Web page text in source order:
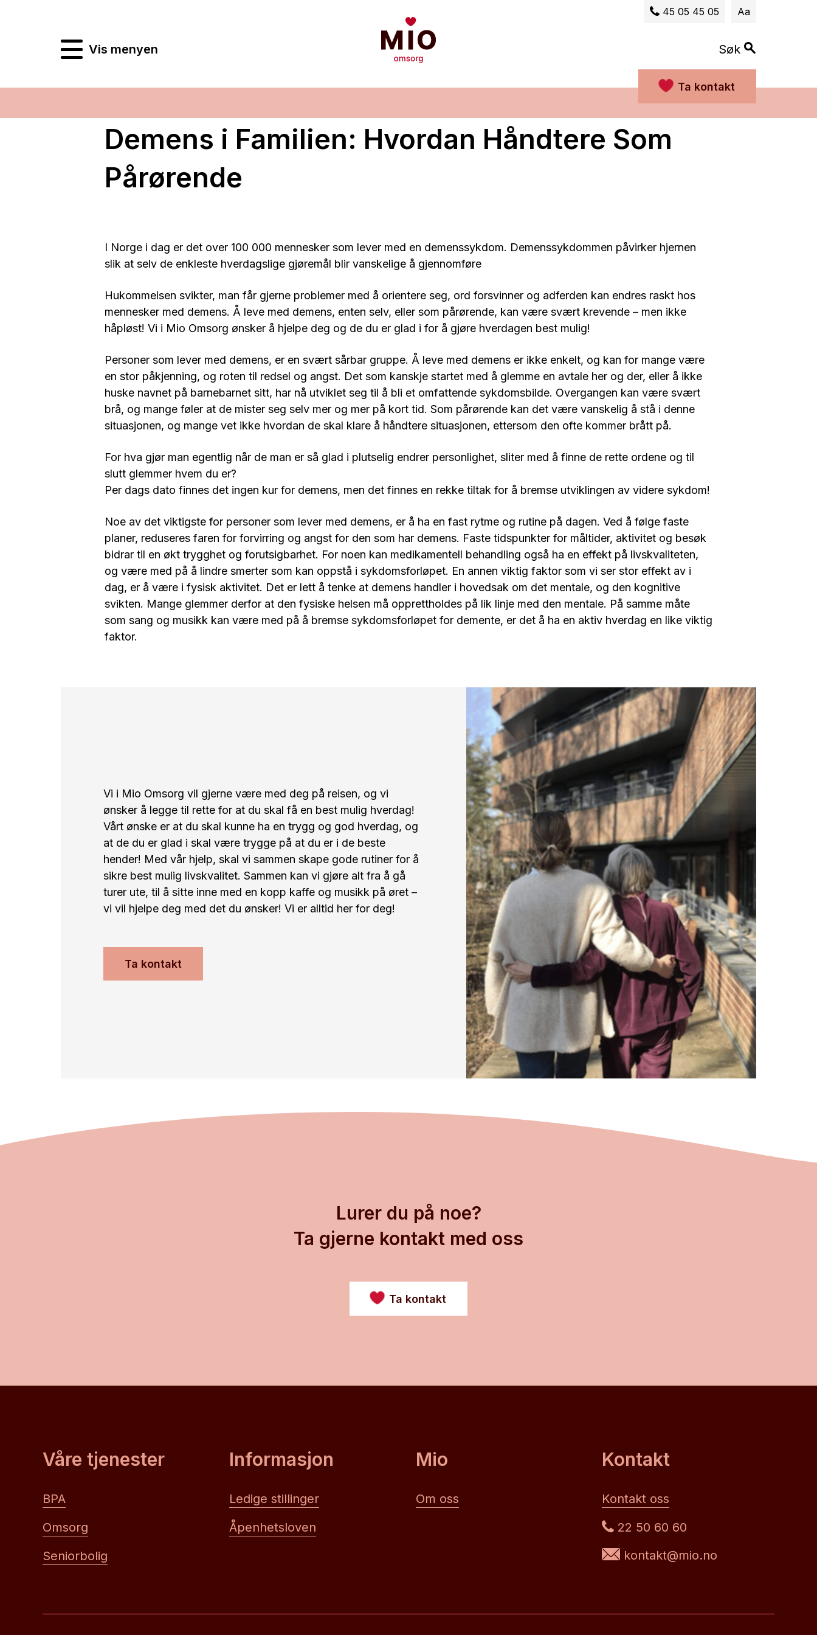
45 05 45 05 Aa
Vis menyen Søk
Ta kontakt
Demens i Familien: Hvordan Håndtere Som
Pårørende
I Norge i dag er det over 100 000 mennesker som lever med en demenssykdom. Demenssykdommen påvirker hjernen
slik at selv de enkleste hverdagslige gjøremål blir vanskelige å gjennomføre
Hukommelsen svikter, man får gjerne problemer med å orientere seg, ord forsvinner og adferden kan endres raskt hos
mennesker med demens. Å leve med demens, enten selv, eller som pårørende, kan være svært krevende – men ikke
håpløst! Vi i Mio Omsorg ønsker å hjelpe deg og de du er glad i for å gjøre hverdagen best mulig!
Personer som lever med demens, er en svært sårbar gruppe. Å leve med demens er ikke enkelt, og kan for mange være
en stor påkjenning, og roten til redsel og angst. Det som kanskje startet med å glemme en avtale her og der, eller å ikke
huske navnet på barnebarnet sitt, har nå utviklet seg til å bli et omfattende sykdomsbilde. Overgangen kan være svært
brå, og mange føler at de mister seg selv mer og mer på kort tid. Som pårørende kan det være vanskelig å stå i denne
situasjonen, og mange vet ikke hvordan de skal klare å håndtere situasjonen, ettersom den ofte kommer brått på.
For hva gjør man egentlig når de man er så glad i plutselig endrer personlighet, sliter med å finne de rette ordene og til
slutt glemmer hvem du er?
Per dags dato finnes det ingen kur for demens, men det finnes en rekke tiltak for å bremse utviklingen av videre sykdom!
Noe av det viktigste for personer som lever med demens, er å ha en fast rytme og rutine på dagen. Ved å følge faste
planer, reduseres faren for forvirring og angst for den som har demens. Faste tidspunkter for måltider, aktivitet og besøk
bidrar til en økt trygghet og forutsigbarhet. For noen kan medikamentell behandling også ha en effekt på livskvaliteten,
og være med på å lindre smerter som kan oppstå i sykdomsforløpet. En annen viktig faktor som vi ser stor effekt av i
dag, er å være i fysisk aktivitet. Det er lett å tenke at demens handler i hovedsak om det mentale, og den kognitive
svikten. Mange glemmer derfor at den fysiske helsen må opprettholdes på lik linje med den mentale. På samme måte
som sang og musikk kan være med på å bremse sykdomsforløpet for demente, er det å ha en aktiv hverdag en like viktig
faktor.
Vi i Mio Omsorg vil gjerne være med deg på reisen, og vi
ønsker å legge til rette for at du skal få en best mulig hverdag!
Vårt ønske er at du skal kunne ha en trygg og god hverdag, og
at de du er glad i skal være trygge på at du er i de beste
hender! Med vår hjelp, skal vi sammen skape gode rutiner for å
sikre best mulig livskvalitet. Sammen kan vi gjøre alt fra å gå
turer ute, til å sitte inne med en kopp kaffe og musikk på øret –
vi vil hjelpe deg med det du ønsker! Vi er alltid her for deg!
Ta kontakt
Lurer du på noe?
Ta gjerne kontakt med oss
Ta kontakt
Våre tjenester
BPA
Omsorg
Seniorbolig
Informasjon
Ledige stillinger
Åpenhetsloven
Mio
Om oss
Kontakt
Kontakt oss
22 50 60 60
kontakt@mio.no